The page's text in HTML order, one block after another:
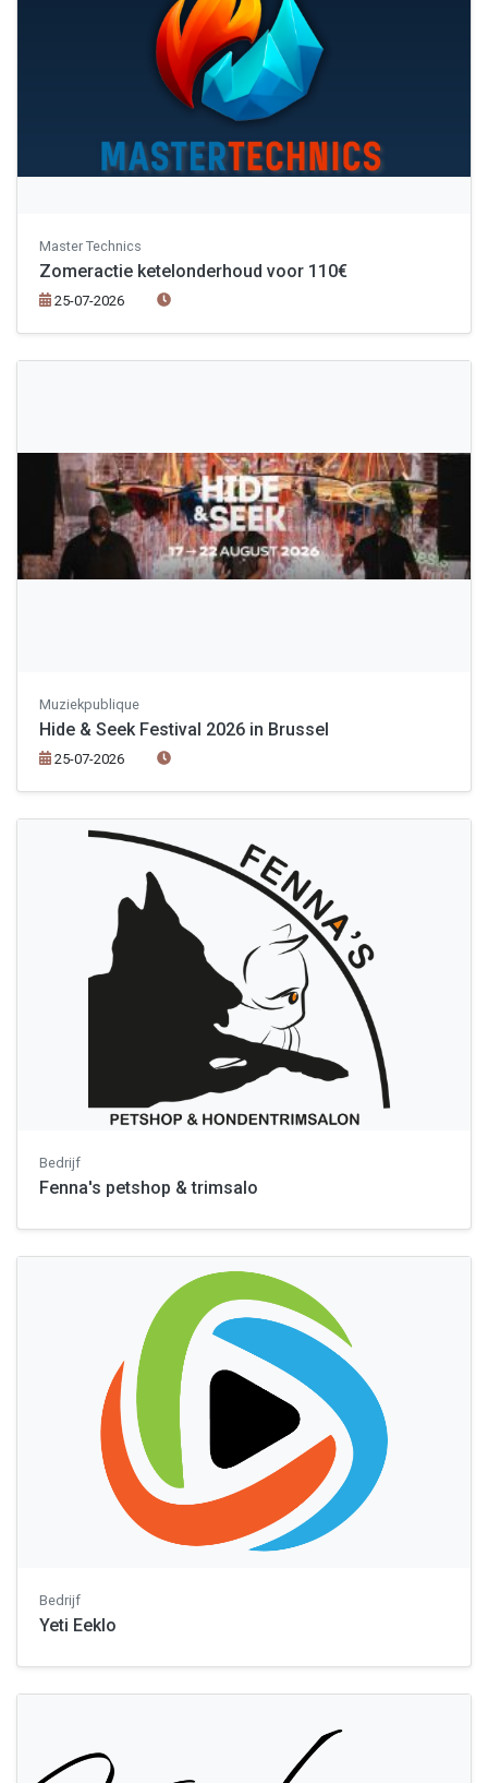
Master Technics
Zomeractie ketelonderhoud voor 110€
25-07-2026
Muziekpublique
Hide & Seek Festival 2026 in Brussel
25-07-2026
Bedrijf
Fenna's petshop & trimsalo
Bedrijf
Yeti Eeklo